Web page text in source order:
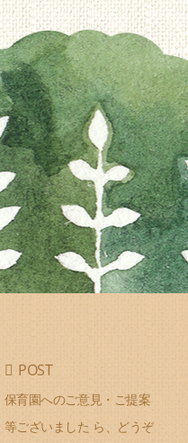
POST
保育園へのご意見・ご提案
等ございました ら、どうぞ